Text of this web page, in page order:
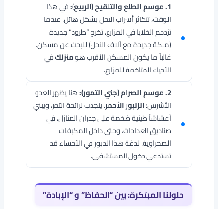
1. موسم الطلع والتلقيح (الربيع):
في هذا
الوقت، تتكاثر أسراب النحل بشكل هائل. عندما
تزدحم الخلايا في المزارع، تخرج “طرود” جديدة
(ملكة جديدة مع آلاف النحل) للبحث عن مسكن.
غالباً ما يكون المسكن الأقرب هومنزلكفي
الأحياء المتاخمة للمزارع.
2. موسم الصرام (جني التمور):
هنا يظهر العدو
الأشرس:الزنبور الأحمر. ينجذب لرائحة التمر، ويبني
أعشاشاً طينية ضخمة على جدران المنازل، في
صناديق العدادات، وحتى داخل المكيفات
الصحراوية. لدغة هذا الدبور في الأحساء قد
تستدعي دخول المستشفى.
حلولنا المبتكرة: بين “الحفاظ” و “الإبادة”